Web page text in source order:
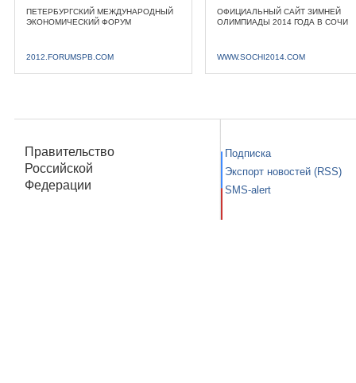
ПЕТЕРБУРГСКИЙ МЕЖДУНАРОДНЫЙ
ЭКОНОМИЧЕСКИЙ ФОРУМ
2012.FORUMSPB.COM
ОФИЦИАЛЬНЫЙ САЙТ ЗИМНЕЙ
ОЛИМПИАДЫ 2014 ГОДА В СОЧИ
WWW.SOCHI2014.COM
Правительство
Российской
Федерации
Подписка
Экспорт новостей (RSS)
SMS-alert